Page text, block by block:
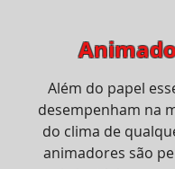
Além do papel
desempenham na
do clima de
animadores são